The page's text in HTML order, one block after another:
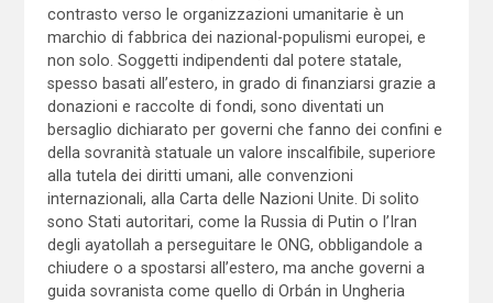
contrasto verso le organizzazioni umanitarie è un
marchio di fabbrica dei nazional-populismi europei, e
non solo. Soggetti indipendenti dal potere statale,
spesso basati all’estero, in grado di finanziarsi grazie a
donazioni e raccolte di fondi, sono diventati un
bersaglio dichiarato per governi che fanno dei confini e
della sovranità statuale un valore inscalfibile, superiore
alla tutela dei diritti umani, alle convenzioni
internazionali, alla Carta delle Nazioni Unite. Di solito
sono Stati autoritari, come la Russia di Putin o l’Iran
degli ayatollah a perseguitare le ONG, obbligandole a
chiudere o a spostarsi all’estero, ma anche governi a
guida sovranista come quello di Orbán in Ungheria